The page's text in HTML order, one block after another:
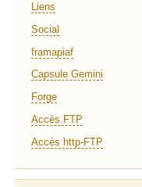
Liens
Social
framapiaf
Capsule Gemini
Forge
Accès FTP
Accès http-FTP